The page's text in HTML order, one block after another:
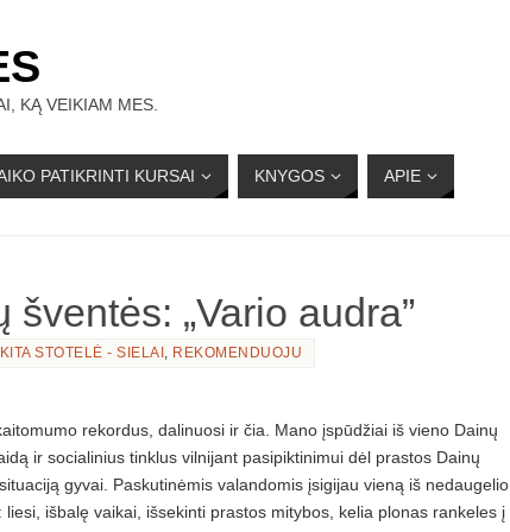
KĄ VEIKIAM MES.
PATIKRINTI KURSAI KNYGOS APIE
„Vario audra”
KITA STOTELĖ - SIELAI , REKOMENDUOJU
rekordus, dalinuosi ir čia. Mano įspūdžiai iš vieno Dainų
ir socialinius tinklus vilnijant pasipiktinimui dėl prastos Dainų
gyvai. Paskutinėmis valandomis įsigijau vieną iš nedaugelio
liesi, išbalę vaikai, išsekinti prastos mitybos, kelia plonas rankeles į